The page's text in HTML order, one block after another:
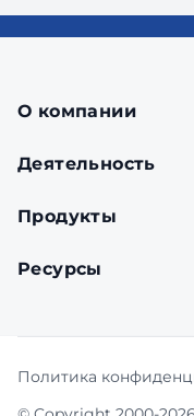
О компании
Деятельность
Продукты
Ресурсы
Политика